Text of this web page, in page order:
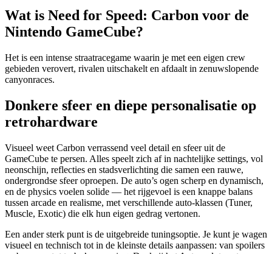
Wat is Need for Speed: Carbon voor de
Nintendo GameCube?
Het is een intense straatracegame waarin je met een eigen crew
gebieden verovert, rivalen uitschakelt en afdaalt in zenuwslopende
canyonraces.
Donkere sfeer en diepe personalisatie op
retrohardware
Visueel weet Carbon verrassend veel detail en sfeer uit de
GameCube te persen. Alles speelt zich af in nachtelijke settings, vol
neonschijn, reflecties en stadsverlichting die samen een rauwe,
ondergrondse sfeer oproepen. De auto’s ogen scherp en dynamisch,
en de physics voelen solide — het rijgevoel is een knappe balans
tussen arcade en realisme, met verschillende auto-klassen (Tuner,
Muscle, Exotic) die elk hun eigen gedrag vertonen.
Een ander sterk punt is de uitgebreide tuningsoptie. Je kunt je wagen
visueel en technisch tot in de kleinste details aanpassen: van spoilers